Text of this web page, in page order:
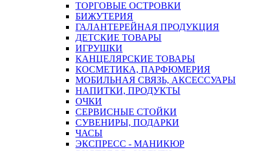
ТОРГОВЫЕ ОСТРОВКИ
БИЖУТЕРИЯ
ГАЛАНТЕРЕЙНАЯ ПРОДУКЦИЯ
ДЕТСКИЕ ТОВАРЫ
ИГРУШКИ
КАНЦЕЛЯРСКИЕ ТОВАРЫ
КОСМЕТИКА, ПАРФЮМЕРИЯ
МОБИЛЬНАЯ СВЯЗЬ, АКСЕССУАРЫ
НАПИТКИ, ПРОДУКТЫ
ОЧКИ
СЕРВИСНЫЕ СТОЙКИ
СУВЕНИРЫ, ПОДАРКИ
ЧАСЫ
ЭКСПРЕСС - МАНИКЮР